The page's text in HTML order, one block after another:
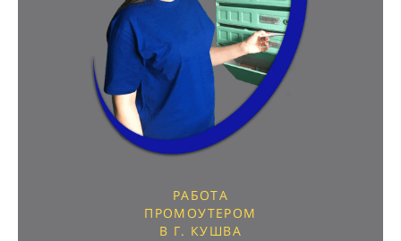
РАБОТА
ПРОМОУТЕРОМ
В Г. КУШВА